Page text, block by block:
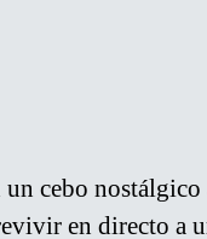
cebo
en directo a